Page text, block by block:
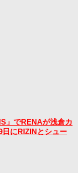
」でRENAが浅倉カ
にRIZINとシュー